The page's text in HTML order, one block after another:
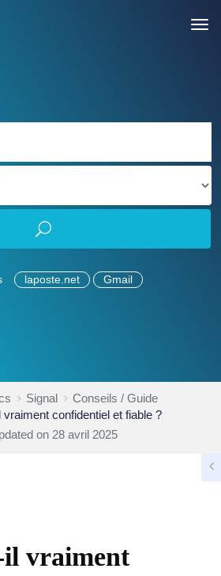
laposte.net Gmail
Signal
Conseils / Guide
vraiment confidentiel et fiable ?
on 28 avril 2025
il vraiment